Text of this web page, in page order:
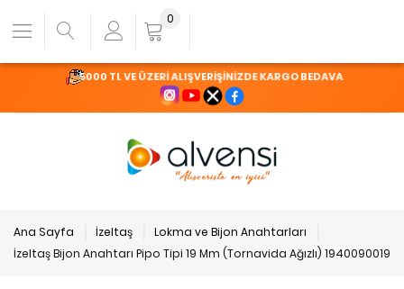
5000 TL VE ÜZERİ ALIŞVERİŞİNİZDE KARGO BEDAVA
0
Ana Sayfa İzeltaş
Lokma ve Bijon Anahtarları
İzeltaş Bijon Anahtarı Pipo Tipi 19 Mm (Tornavida Ağızlı) 1940090019